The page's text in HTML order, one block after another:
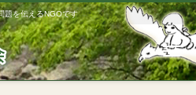
題を伝えるNGOです